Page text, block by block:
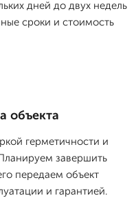
дней до двух недель
сроки и стоимость
объекта
герметичности и
завершить
передаем объект
и гарантией.